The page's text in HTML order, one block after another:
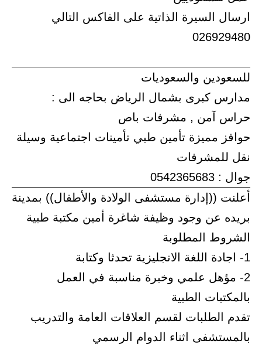
ارسال السيرة الذاتية على الفاكس التالي
026929480
للسعودين والسعوديات
مدارس كبرى بشمال الرياض بحاجه الى :
حراس آمن , مشرفات باص
حوافز مميزة تأمين طبي تأمينات اجتماعية وسيلة
نقل للمشرفات
جوال : 0542365683
أعلنت ((إدارة مستشفى الولادة والأطفال)) بمدينة
بريده عن وجود وظيفة شاغرة أمين مكتبة طبية
الشروط المطلوبة
1- اجادة اللغة الانجليزية تحدثا وكتابة
2- مؤهل علمي وخبرة مناسبة في العمل
بالمكتبات الطبية
تقدم الطلبات لقسم العلاقات العامة والتدريب
بالمستشفى اثناء الدوام الرسمي